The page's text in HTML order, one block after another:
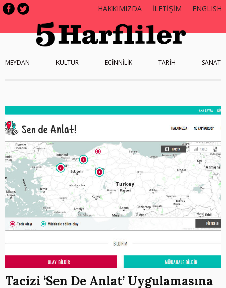
HAKKIMIZDA İLETİŞİM ENGLISH
MEYDAN KÜLTÜR ECİNNİLİK TARİH SANAT
Tacizi ‘Sen De Anlat’ Uygulamasına